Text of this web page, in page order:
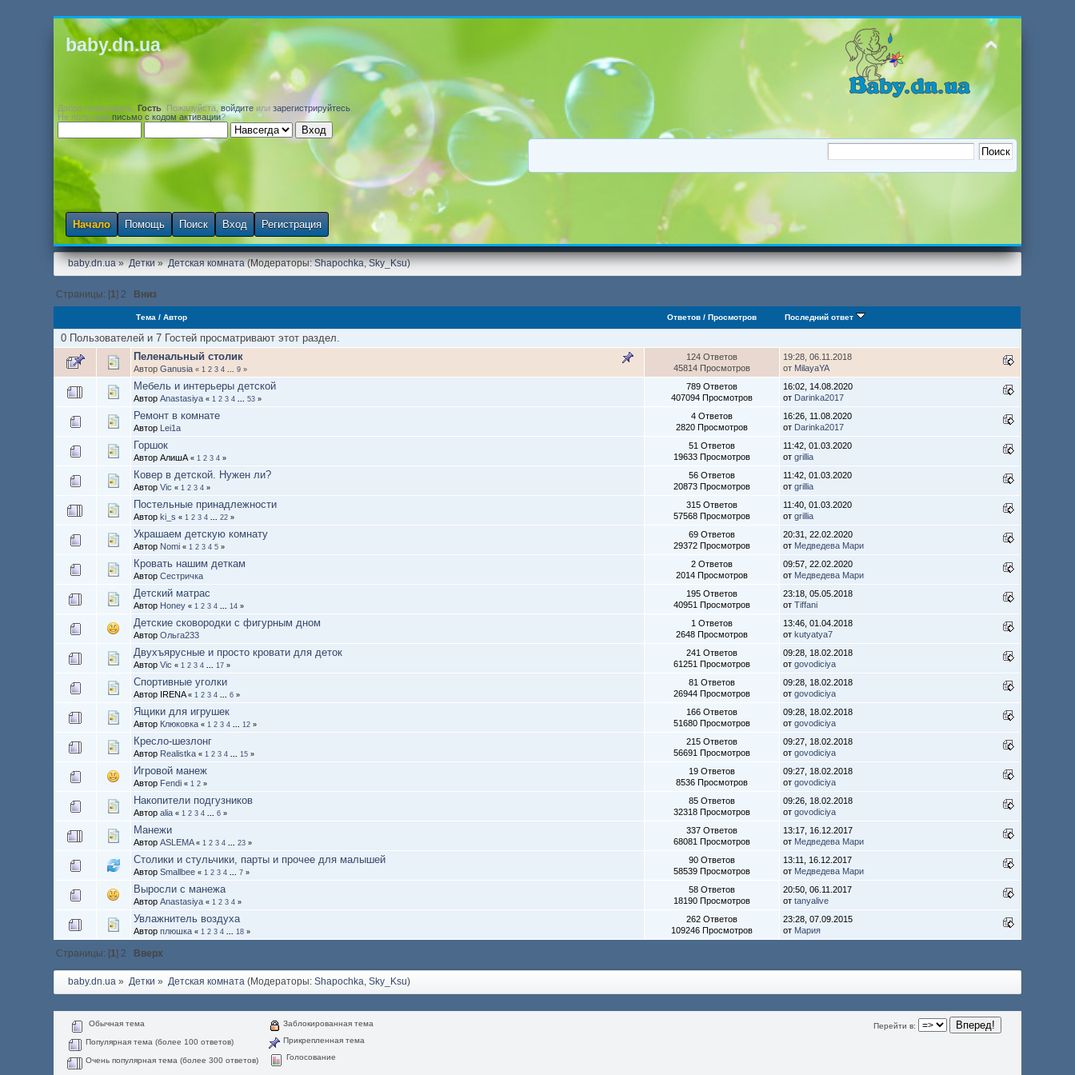
baby.dn.ua
Добро пожаловать,Гость . Пожалуйста,войдите илизарегистрируйтесь
Не получилиписьмо с кодом активации?
Начало Помощь Поиск Вход Регистрация
baby.dn.ua» Детки» Детская комната(Модераторы:Shapochka,Sky_Ksu)
Страницы: [1] 2 Вниз
Тема /Автор Ответов/ Просмотров Последний ответ
0 Пользователей и 7 Гостей просматривают этот раздел.
Пеленальный столик
АвторGanusia «1 2 3 4 ...9 »
124 Ответов
45814 Просмотров
19:28, 06.11.2018
от MilayaYA
Мебель и интерьеры детской
АвторAnastasiya «1 2 3 4 ...53 »
789 Ответов
407094 Просмотров
16:02, 14.08.2020
от Darinka2017
Ремонт в комнате
Автор Lei1a
4 Ответов
2820 Просмотров
16:26, 11.08.2020
от Darinka2017
Горшок
Автор АлишА«1 2 3 4 »
51 Ответов
19633 Просмотров
11:42, 01.03.2020
отgrillia
Ковер в детской. Нужен ли?
АвторVic «1 2 3 4 »
56 Ответов
20873 Просмотров
11:42, 01.03.2020
отgrillia
Постельные принадлежности
Авторki_s «1 2 3 4 ...22 »
315 Ответов
57568 Просмотров
11:40, 01.03.2020
отgrillia
Украшаем детскую комнату
Автор Nomi «1 2 3 4 5 »
69 Ответов
29372 Просмотров
20:31, 22.02.2020
от Медведева Мари
Кровать нашим деткам
АвторСестричка
2 Ответов
2014 Просмотров
09:57, 22.02.2020
от Медведева Мари
Детский матрас
Автор Honey «1 2 3 4 ...14 »
195 Ответов
40951 Просмотров
23:18, 05.05.2018
отTiffani
Детские сковородки с фигурным дном
АвторОльга233
1 Ответов
2648 Просмотров
13:46, 01.04.2018
отkutyatya7
Двухъярусные и просто кровати для деток
АвторVic «1 2 3 4 ...17 »
241 Ответов
61251 Просмотров
09:28, 18.02.2018
отgovodiciya
Спортивные уголки
Автор IRENA«1 2 3 4 ...6 »
81 Ответов
26944 Просмотров
09:28, 18.02.2018
отgovodiciya
Ящики для игрушек
Автор Клюковка «1 2 3 4 ...12 »
166 Ответов
51680 Просмотров
09:28, 18.02.2018
отgovodiciya
Кресло-шезлонг
Автор Realistka «1 2 3 4 ...15 »
215 Ответов
56691 Просмотров
09:27, 18.02.2018
отgovodiciya
Игровой манеж
Автор Fendi «1 2 »
19 Ответов
8536 Просмотров
09:27, 18.02.2018
отgovodiciya
Накопители подгузников
Авторalia «1 2 3 4 ...6 »
85 Ответов
32318 Просмотров
09:26, 18.02.2018
отgovodiciya
Манежи
АвторASLEMA «1 2 3 4 ...23 »
337 Ответов
68081 Просмотров
13:17, 16.12.2017
от Медведева Мари
Столики и стульчики, парты и прочее для малышей
АвторSmallbee «1 2 3 4 ...7 »
90 Ответов
58539 Просмотров
13:11, 16.12.2017
от Медведева Мари
Выросли с манежа
АвторAnastasiya «1 2 3 4 »
58 Ответов
18190 Просмотров
20:50, 06.11.2017
отtanyalive
Увлажнитель воздуха
Авторплюшка «1 2 3 4 ...18 »
262 Ответов
109246 Просмотров
23:28, 07.09.2015
от Мария
Страницы: [1] 2 Вверх
baby.dn.ua» Детки » Детская комната (Модераторы:Shapochka,Sky_Ksu)
Перейти в:
Обычная тема
Популярная тема (более 100 ответов)
Очень популярная тема (более 300 ответов)
Заблокированная тема
Прикрепленная тема
Голосование